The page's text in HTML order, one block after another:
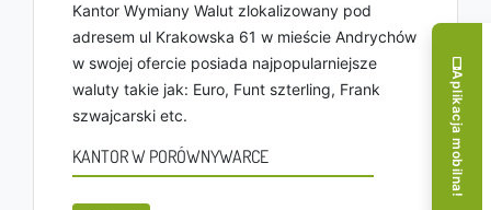
Kantor Wymiany Walut zlokalizowany pod
adresem ul Krakowska 61 w mieście Andrychów
w swojej ofercie posiada najpopularniejsze
waluty takie jak: Euro, Funt szterling, Frank
szwajcarski etc.
KANTOR W PORÓWNYWARCE Aplikacja mobilna!